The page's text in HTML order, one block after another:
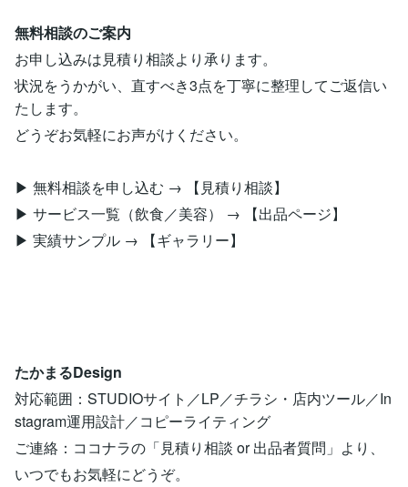
無料相談のご案内
お申し込みは見積り相談より承ります。
状況をうかがい、直すべき3点を丁寧に整理してご返信い
たします。
どうぞお気軽にお声がけください。
▶︎ 無料相談を申し込む → 【見積り相談】
▶︎ サービス一覧（飲食／美容） → 【出品ページ】
▶︎ 実績サンプル → 【ギャラリー】
たかまるDesign
対応範囲：STUDIOサイト／LP／チラシ・店内ツール／In
stagram運用設計／コピーライティング
ご連絡：ココナラの「見積り相談 or 出品者質問」より、
いつでもお気軽にどうぞ。